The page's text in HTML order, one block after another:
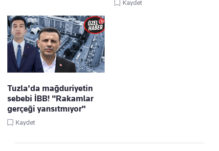
Kaydet
Tuzla'da mağduriyetin
sebebi İBB! "Rakamlar
gerçeği yansıtmıyor"
Kaydet